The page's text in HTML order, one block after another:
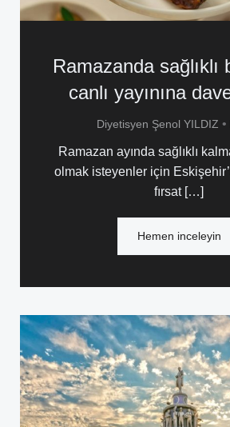
Ramazanda sağlıklı
canlı yayınına
Diyetisyen Şenol YILDIZ •
Ramazan ayında sağlıklı
olmak isteyenler için
fırsat […]
Hemen inceleyin